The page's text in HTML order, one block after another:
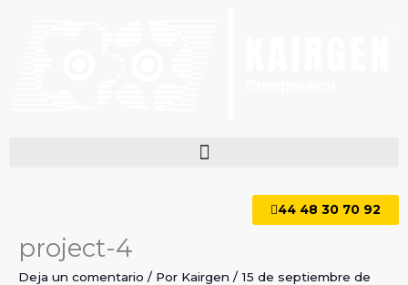
44 48 30 70 92
project-4
Deja un comentario / Por Kairgen / 15 de septiembre de